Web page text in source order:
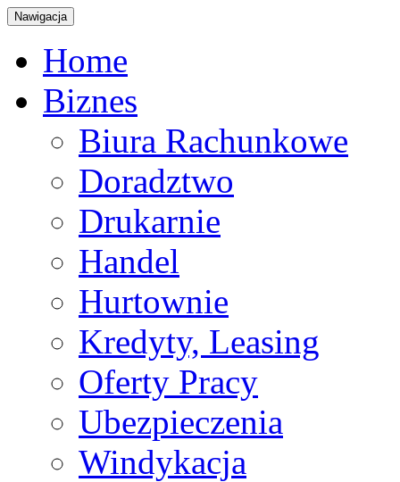
Nawigacja
Home
Biznes
Biura Rachunkowe
Doradztwo
Drukarnie
Handel
Hurtownie
Kredyty, Leasing
Oferty Pracy
Ubezpieczenia
Windykacja